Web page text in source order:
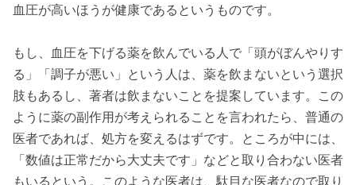
血圧が高いほうが健康であるというものです。
もし、血圧を下げる薬を飲んでいる人で「頭がぼんやりす
る」「調子が悪い」という人は、薬を飲まないという選択
肢もあるし、著者は飲まないことを提案しています。この
ように薬の副作用が考えられることを言われたら、普通の
医者であれば、処方を変えるはずです。ところが中には、
「数値は正常だから大丈夫です」などと取り合わない医者
もいるという。このような医者は、駄目な医者なので取り